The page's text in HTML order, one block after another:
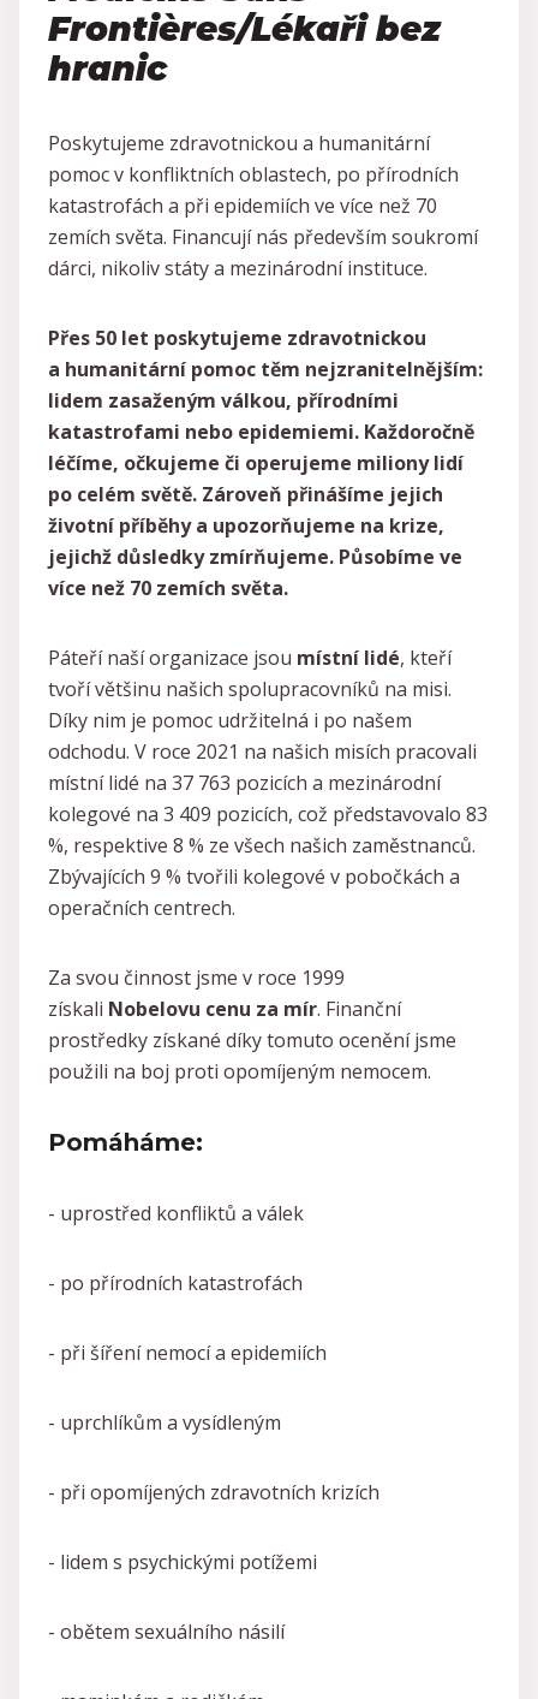
Frontières/Lékaři bez
hranic
Poskytujeme zdravotnickou a humanitární
pomoc v konfliktních oblastech, po přírodních
katastrofách a při epidemiích ve více než 70
zemích světa. Financují nás především soukromí
dárci, nikoliv státy a mezinárodní instituce.
Přes 50 let poskytujeme zdravotnickou
a humanitární pomoc těm nejzranitelnějším:
lidem zasaženým válkou, přírodními
katastrofami nebo epidemiemi. Každoročně
léčíme, očkujeme či operujeme miliony lidí
po celém světě. Zároveň přinášíme jejich
životní příběhy a upozorňujeme na krize,
jejichž důsledky zmírňujeme. Působíme ve
více než 70 zemích světa.
Páteří naší organizace jsou místní lidé, kteří
tvoří většinu našich spolupracovníků na misi.
Díky nim je pomoc udržitelná i po našem
odchodu. V roce 2021 na našich misích pracovali
místní lidé na 37 763 pozicích a mezinárodní
kolegové na 3 409 pozicích, což představovalo 83
%, respektive 8 % ze všech našich zaměstnanců.
Zbývajících 9 % tvořili kolegové v pobočkách a
operačních centrech.
Za svou činnost jsme v roce 1999
získali Nobelovu cenu za mír. Finanční
prostředky získané díky tomuto ocenění jsme
použili na boj proti opomíjeným nemocem.
Pomáháme:
- uprostřed konfliktů a válek
- po přírodních katastrofách
- při šíření nemocí a epidemiích
- uprchlíkům a vysídleným
- při opomíjených zdravotních krizích
- lidem s psychickými potížemi
- obětem sexuálního násilí